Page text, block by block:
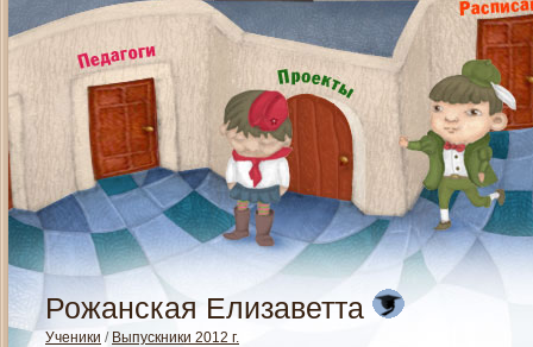
Рожанская Елизаветта
Ученики / Выпускники 2012 г.